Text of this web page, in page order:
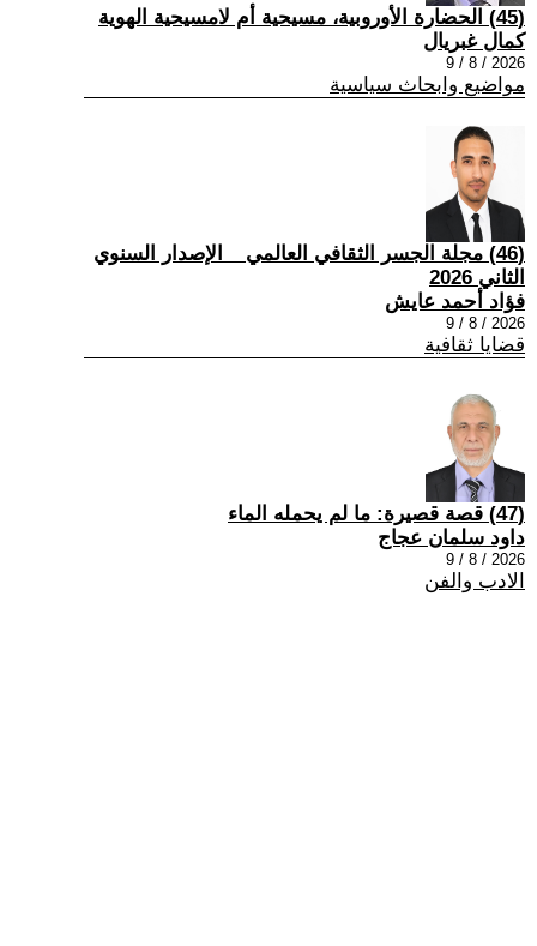
(45) الحضارة الأوروبية، مسيحية أم لامسيحية الهوية
كمال غبريال
2026 / 8 / 9
مواضيع وابحاث سياسية
(46) مجلة الجسر الثقافي العالمي _ الإصدار السنوي
الثاني 2026
فؤاد أحمد عايش
2026 / 8 / 9
قضايا ثقافية
(47) قصة قصيرة: ما لم يحمله الماء
داود سلمان عجاج
2026 / 8 / 9
الادب والفن